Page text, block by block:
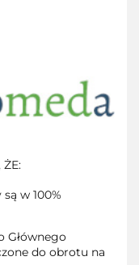
ŻE:
w 100%
Głównego
do obrotu na